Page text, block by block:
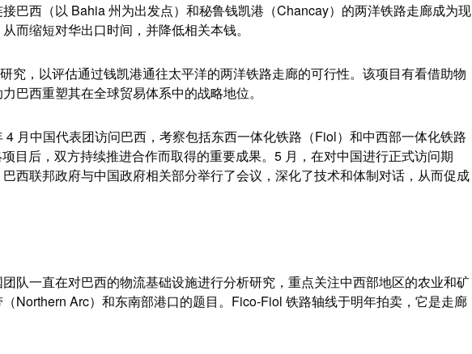
西（以 Bahia 州为出发点）和秘鲁钱凯港（Chancay）的两洋铁路走廊成为现
而缩短对华出口时间，并降低相关本钱。
，以评估通过钱凯港通往太平洋的两洋铁路走廊的可行性。该项目有看借助物
巴西重塑其在全球贸易体系中的战略地位。
中国代表团访问巴西，考察包括东西一体化铁路（Fiol）和中西部一体化铁路
项目后，双方持续推进合作而取得的重要成果。5 月，在对中国进行正式访问期
西联邦政府与中国政府相关部分举行了会议，深化了技术和体制对话，从而促成
一直在对巴西的物流基础设施进行分析研究，重点关注中西部地区的农业和矿
Northern Arc）和东南部港口的题目。Fico-Fiol 铁路轴线于明年拍卖，它是走廊